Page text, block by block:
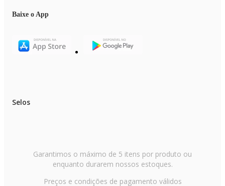
Baixe o App
Selos
Garantimos o máximo de 5 itens por produto ou
enquanto durarem nossos estoques.
Preços e condições de pagamento válidos